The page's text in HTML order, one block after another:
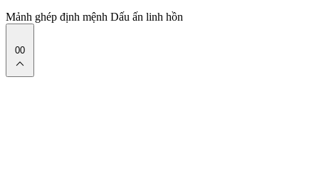
Mảnh ghép định mệnh Dấu ấn linh hồn
00
expand_less